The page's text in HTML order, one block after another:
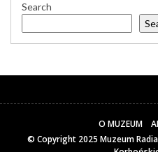
Search
O MUZEUM
© Copyright 2025 Muzeum